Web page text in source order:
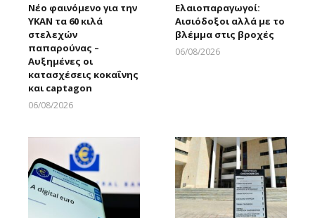
Νέο φαινόμενο για την
ΥΚΑΝ τα 60 κιλά
στελεχών
παπαρούνας –
Αυξημένες οι
κατασχέσεις κοκαΐνης
και captagon
06/08/2026
Ελαιοπαραγωγοί:
Αισιόδοξοι αλλά με το
βλέμμα στις βροχές
06/08/2026